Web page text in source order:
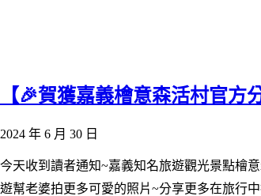
【🎉賀獲嘉義檜意森活村官方
2024 年 6 月 30 日
今天收到讀者通知~嘉義知名旅遊觀光景點檜
遊幫老婆拍更多可愛的照片~分享更多在旅行